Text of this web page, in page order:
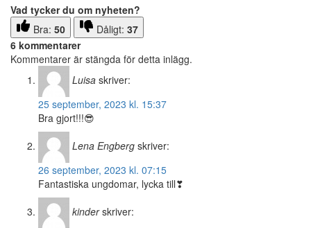
Vad tycker du om nyheten?
Bra: 50 Dåligt: 37
6 kommentarer
Kommentarer är stängda för detta inlägg.
Luisa skriver:
25 september, 2023 kl. 15:37
Bra gjort!!!😎
Lena Engberg skriver:
26 september, 2023 kl. 07:15
Fantastiska ungdomar, lycka till❣
kinder skriver: